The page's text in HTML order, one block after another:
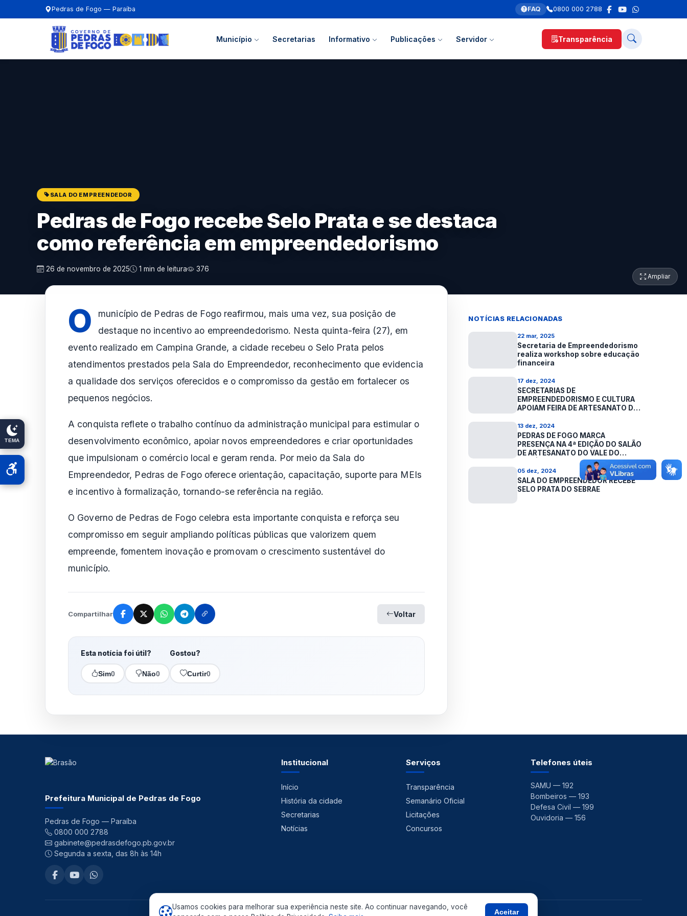
TEMA
Pedras de Fogo — Paraíba FAQ 0800 000 2788
Município Secretarias Informativo Publicações Servidor Transparência
SALA DO EMPREENDEDOR
Pedras de Fogo recebe Selo Prata e se destaca
como referência em empreendedorismo
26 de novembro de 2025 1 min de leitura 376
Ampliar
O
município de Pedras de Fogo reafirmou, mais uma vez, sua posição de
destaque no incentivo ao empreendedorismo. Nesta quinta-feira (27), em
evento realizado em Campina Grande, a cidade recebeu o Selo Prata pelos
atendimentos prestados pela Sala do Empreendedor, reconhecimento que evidencia
a qualidade dos serviços oferecidos e o compromisso da gestão em fortalecer os
pequenos negócios.
A conquista reflete o trabalho contínuo da administração municipal para estimular o
desenvolvimento econômico, apoiar novos empreendedores e criar oportunidades
que impulsionam o comércio local e geram renda. Por meio da Sala do
Empreendedor, Pedras de Fogo oferece orientação, capacitação, suporte para MEIs
e incentivo à formalização, tornando-se referência na região.
O Governo de Pedras de Fogo celebra esta importante conquista e reforça seu
compromisso em seguir ampliando políticas públicas que valorizem quem
empreende, fomentem inovação e promovam o crescimento sustentável do
município.
Compartilhar Voltar
Esta notícia foi útil?
Sim0 Não0
Gostou?
Curtir0
NOTÍCIAS RELACIONADAS
22 mar, 2025
Secretaria de Empreendedorismo
realiza workshop sobre educação
financeira
17 dez, 2024
SECRETARIAS DE
EMPREENDEDORISMO E CULTURA
APOIAM FEIRA DE ARTESANATO DO
13 dez, 2024
PEDRAS DE FOGO MARCA
PRESENÇA NA 4ª EDIÇÃO DO SALÃO
DE ARTESANATO DO VALE DO
05 dez, 2024
SALA DO EMPREENDEDOR RECEBE
SELO PRATA DO SEBRAE
Prefeitura Municipal de Pedras de Fogo
Pedras de Fogo — Paraíba
0800 000 2788
gabinete@pedrasdefogo.pb.gov.br
Segunda a sexta, das 8h às 14h
Institucional
Início
História da cidade
Secretarias
Notícias
Serviços
Transparência
Semanário Oficial
Licitações
Concursos
Telefones úteis
SAMU — 192
Bombeiros — 193
Defesa Civil — 199
Ouvidoria — 156
© 2026 Prefeitura Municipal de Pedras de Fogo. Todos os direitos reservados. ·
Usamos cookies para melhorar sua experiência neste site. Ao continuar navegando, você
Aceitar